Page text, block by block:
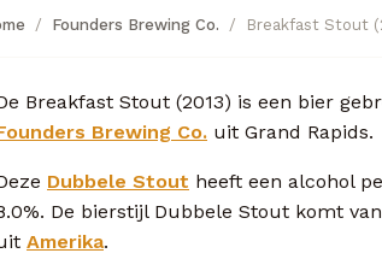
Founders Brewing Co. Breakfast Stout
Breakfast Stout (2013) is een bier
Brewing Co. uit Grand Rapids.
Dubbele Stout heeft een alcohol
De bierstijl Dubbele Stout komt
Amerika.